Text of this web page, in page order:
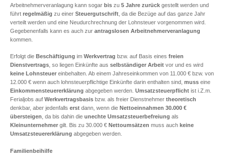
Arbeitnehmerveranlagung kann sogar bis zu 5 Jahre zurück gestellt werden und
führt regelmäßig zu einer Steuergutschrift , da die Bezüge auf das ganze Jahr
verteilt werden und eine Neudurchrechnung der Lohnsteuer vorgenommen wird.
Gegebenenfalls kann es auch zur antragslosen Arbeitnehmerveranlagung
kommen.
Erfolgt die Beschäftigung im Werkvertrag bzw. auf Basis eines freien
Dienstvertrags , so liegen Einkünfte aus selbständiger Arbeit vor und es wird
keine Lohnsteuer einbehalten. Ab einem Jahreseinkommen von 11.000 € bzw. von
12.000 € wenn auch lohnsteuerpflichtige Einkünfte darin enthalten sind, muss eine
Einkommensteuererklärung abgegeben werden. Umsatzsteuerpflicht ist i.Z.m.
Ferialjobs auf Werkvertragsbasis bzw. als freier Dienstnehmer theoretisch
denkbar, aber jedenfalls erst dann, wenn die Nettoeinnahmen 30.000 €
übersteigen , da bis dahin die unechte Umsatzsteuerbefreiung als
Kleinunternehmer gilt. Bis zu 30.000 € Nettoumsätzen muss auch keine
Umsatzsteuererklärung abgegeben werden.
Familienbeihilfe